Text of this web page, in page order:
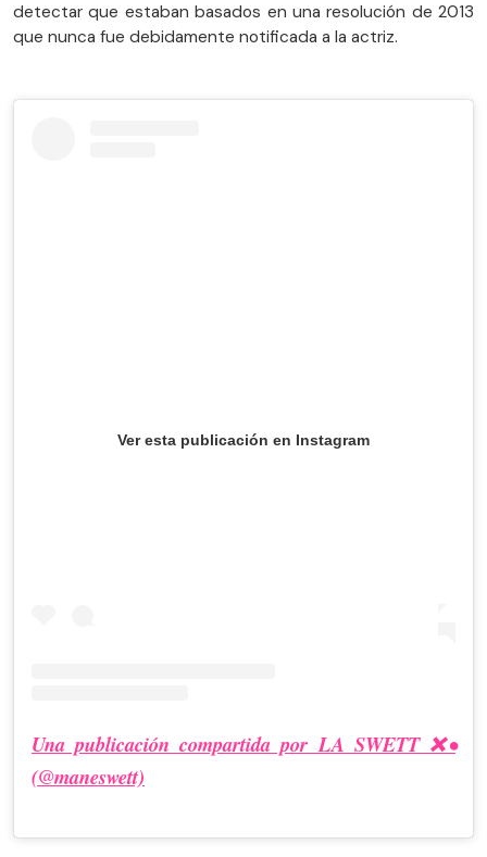
detectar que estaban basados en una resolución de 2013
que nunca fue debidamente notificada a la actriz.
Ver esta publicación en Instagram
Una publicación compartida por LA SWETT ❌•
(@maneswett)